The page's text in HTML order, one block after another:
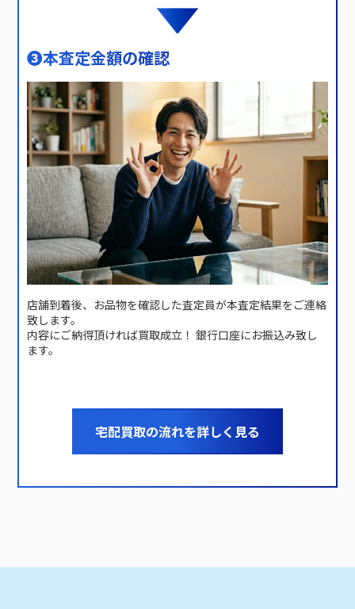
❸本査定金額の確認
店舗到着後、お品物を確認した査定員が本査定結果をご連絡
致します。
内容にご納得頂ければ買取成立！ 銀行口座にお振込み致し
ます。
宅配買取の流れを詳しく見る